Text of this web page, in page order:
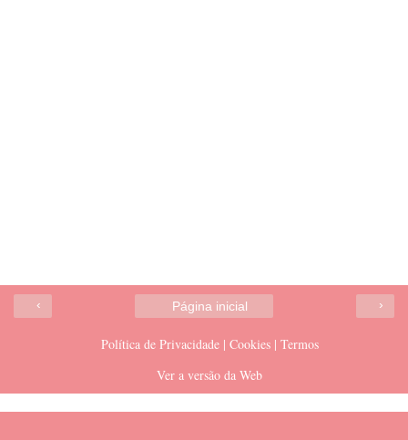
‹ ›
Página inicial
Política de Privacidade | Cookies | Termos
Ver a versão da Web